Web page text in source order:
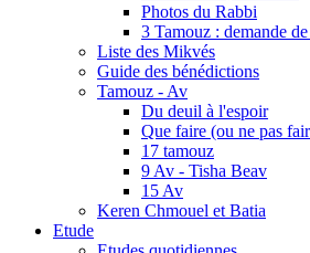
Photos du Rabbi
3 Tamouz : demande
Liste des Mikvés
Guide des bénédictions
Tamouz - Av
Du deuil à l'espoir
Que faire (ou ne pas
17 tamouz
9 Av - Tisha Beav
15 Av
Keren Chmouel et Batia
Etude